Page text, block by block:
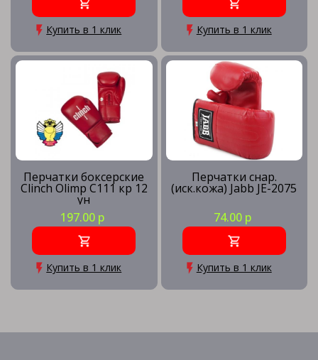
Купить в 1 клик Купить в 1 клик
Перчатки боксерские
Clinch Olimp C111 кр 12
ун
197.00 р
Купить в 1 клик
Перчатки снар.
(иск.кожа) Jabb JE-2075
74.00 р
Купить в 1 клик